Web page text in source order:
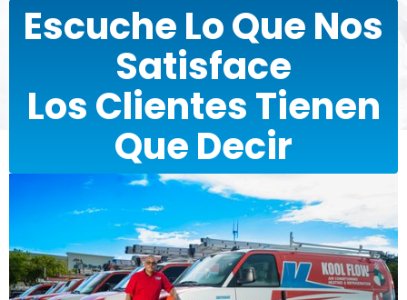
Escuche Lo Que Nos
Satisface
Los Clientes Tienen
Que Decir